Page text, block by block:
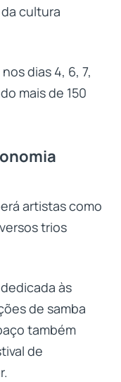
cultura
dias 4, 6, 7,
mais de 150
artistas como
trios
às
de samba
também
de